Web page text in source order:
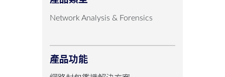
Network Analysis & Forensics
產品功能